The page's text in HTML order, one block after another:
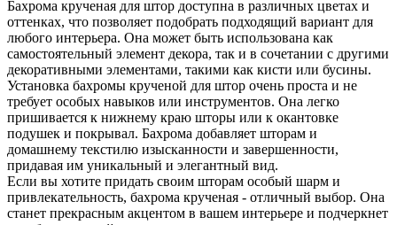
Бахрома крученая для штор доступна в различных цветах и
оттенках, что позволяет подобрать подходящий вариант для
любого интерьера. Она может быть использована как
самостоятельный элемент декора, так и в сочетании с другими
декоративными элементами, такими как кисти или бусины.
Установка бахромы крученой для штор очень проста и не
требует особых навыков или инструментов. Она легко
пришивается к нижнему краю шторы или к окантовке
подушек и покрывал. Бахрома добавляет шторам и
домашнему текстилю изысканности и завершенности,
придавая им уникальный и элегантный вид.
Если вы хотите придать своим шторам особый шарм и
привлекательность, бахрома крученая - отличный выбор. Она
станет прекрасным акцентом в вашем интерьере и подчеркнет